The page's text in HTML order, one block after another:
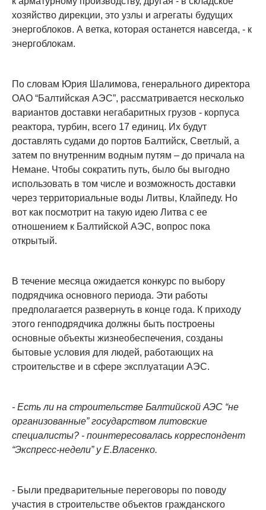
хозяйство дирекции, это узлы и агрегаты будущих
энергоблоков. А ветка, которая останется навсегда, - к
энергоблокам.
По словам Юрия Шалимова, генерального директора
ОАО “Балтийская АЭС”, рассматривается несколько
вариантов доставки негабаритных грузов - корпуса
реактора, турбин, всего 17 единиц. Их будут
доставлять судами до портов Балтийск, Светлый, а
затем по внутренним водным путям – до причала на
Немане. Чтобы сократить путь, было бы выгодно
использовать в том числе и возможность доставки
через территориальные воды Литвы, Клайпеду. Но
вот как посмотрит на такую идею Литва с ее
отношением к Балтийской АЭС, вопрос пока
открытый.
В течение месяца ожидается конкурс по выбору
подрядчика основного периода. Эти работы
предполагается развернуть в конце года. К приходу
этого генподрядчика должны быть построены
основные объекты жизнеобеспечения, созданы
бытовые условия для людей, работающих на
строительстве и в сфере эксплуатации АЭС.
- Есть ли на строительстве Балтийской АЭС “не
организованные” государством литовские
специалисты? - поинтересовалась корреспондент
“Экспресс-недели” у Е.Власенко.
- Были предварительные переговоры по поводу
участия в строительстве объектов гражданского